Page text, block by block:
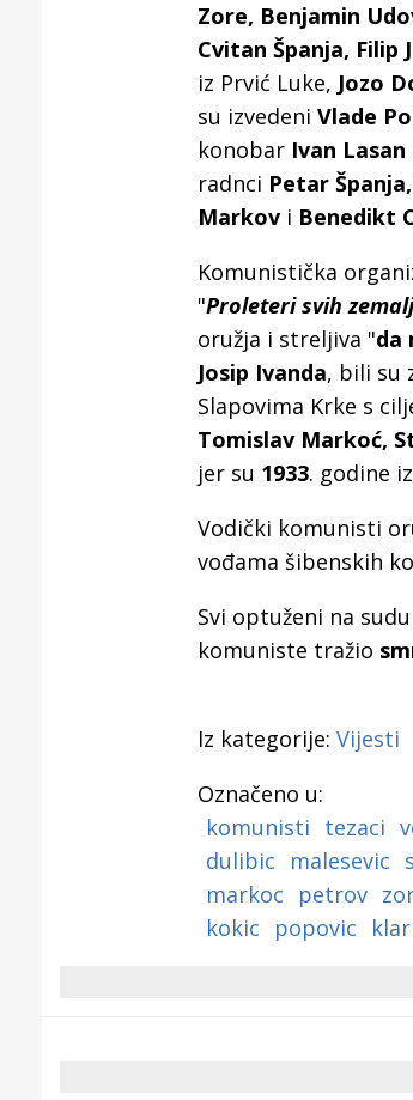
Zore, Benjamin
Cvitan Španja, Filip
iz Prvić Luke, Jozo
su izvedeni Vlade
konobar Ivan Lasan
radnci Petar
Markovi Benedikt
Komunistička
"Proleteri svih
oružja i streljiva "da
Josip Ivanda, bili su
Slapovima Krke s
Tomislav Markoć,
jer su 1933. godine iz
Vodički komunisti
vođama šibenskih
Svi optuženi na
komuniste tražio
Iz kategorije: Vijesti
Označeno u:
komunisti tezaci
dulibic
malesevic
markoc
petrov
kokic
popovic